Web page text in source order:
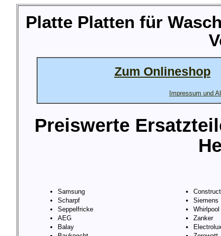
Platte Platten für
Zum Onlineshop
Impressum und
Preiswerte
Samsung
Scharpf
Seppelfricke
AEG
Balay
Siemens
Whirlpool
Zanker